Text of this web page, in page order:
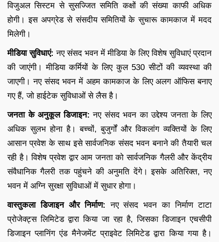
विजुअल सिस्टम से सुसज्जित समिति कक्षों की संख्या काफी अधिक
होगी। इस अपग्रेड से संसदीय समितियों के सुचारू कामकाज में मदद
मिलेगी।
मीडिया सुविधाएं: नए संसद भवन में मीडिया के लिए विशेष सुविधाएं प्रदान
की जाएंगी। मीडिया कर्मियों के लिए कुल 530 सीटों की व्यवस्था की
जाएगी। नए संसद भवन में अहम कामकाज के लिए अलग ऑफिस बनाए
गए हैं, जो हाईटेक सुविधाओं से लैस है।
जनता के अनुकूल डिजाइन: नए संसद भवन का उद्देश्य जनता के लिए
अधिक सुलभ होना है। बच्चों, बुजुर्गों और विकलांग व्यक्तियों के लिए
आसान प्रवेश के साथ इसे सार्वजनिक संसद भवन बनाने की तैयारी चल
रही है। विशेष प्रवेश द्वार आम जनता को सार्वजनिक गैलरी और केंद्रीय
संवैधानिक गैलरी तक पहुंचने की अनुमति देंगे। इसके अतिरिक्त, नए
भवन में अग्नि सुरक्षा सुविधाओं में सुधार होगा।
वास्तुकला डिजाइन और निर्माण: नए संसद भवन का निर्माण टाटा
प्रोजेक्ट्स लिमिटेड द्वारा किया जा रहा है, जिसका डिजाइन एचसीपी
डिजाइन प्लानिंग एंड मैनेजमेंट प्राइवेट लिमिटेड द्वारा किया गया है।